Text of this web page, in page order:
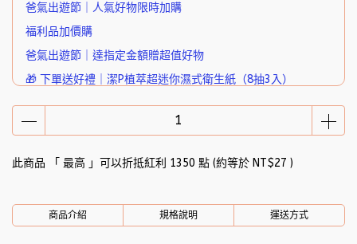
爸氣出遊節｜人氣好物限時加購
福利品加價購
爸氣出遊節｜達指定金額贈超值好物
🎁 下單送好禮｜潔P植萃超迷你濕式衛生紙（8抽3入）
此商品 「 最高 」可以折抵紅利 1350 點 (約等於 NT$27 )
商品介紹 規格說明 運送方式